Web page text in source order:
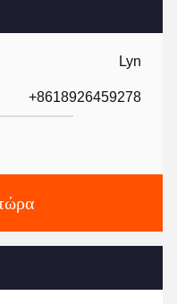
Lyn
+8618926459278